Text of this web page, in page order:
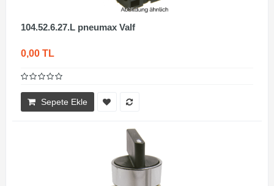
104.52.6.27.L pneumax Valf
0,00 TL
Sepete Ekle